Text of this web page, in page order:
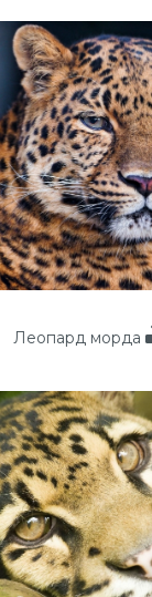
Леопард морда